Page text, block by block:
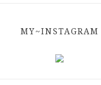
MY~INSTAGRAM